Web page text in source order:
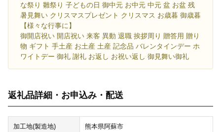
な祭り 雛祭り 子どもの日 御中元 お中元 中元 盆 お盆 残
暑見舞い クリスマスプレゼント クリスマス お歳暮 御歳暮
【様々な行事に】
御開店祝い 開店祝い 来客 異動 退職 挨拶周り 贈答用 贈り
物 ギフト 手土産 お土産 土産 記念品 バレンタインデー ホ
ワイトデー 御礼 謝礼 お返し お祝い返し 御見舞い御礼
返礼品詳細・お申込み・配送
加工地(製造地) 熊本県阿蘇市